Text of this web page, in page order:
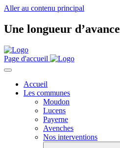
Aller au contenu principal
Une longueur d’avance
Page d'accueil
Accueil
Les communes
Moudon
Lucens
Payerne
Avenches
Nos interventions